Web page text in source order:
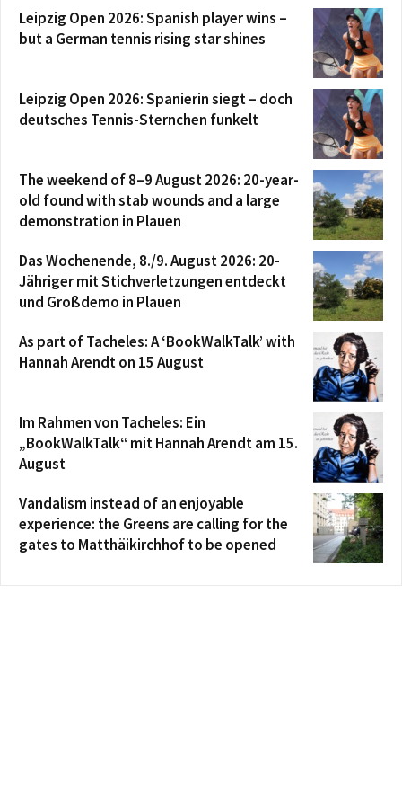
Leipzig Open 2026: Spanish player wins –
but a German tennis rising star shines
Leipzig Open 2026: Spanierin siegt – doch
deutsches Tennis-Sternchen funkelt
The weekend of 8–9 August 2026: 20-year-
old found with stab wounds and a large
demonstration in Plauen
Das Wochenende, 8./9. August 2026: 20-
Jähriger mit Stichverletzungen entdeckt
und Großdemo in Plauen
As part of Tacheles: A ‘BookWalkTalk’ with
Hannah Arendt on 15 August
Im Rahmen von Tacheles: Ein
„BookWalkTalk“ mit Hannah Arendt am 15.
August
Vandalism instead of an enjoyable
experience: the Greens are calling for the
gates to Matthäikirchhof to be opened